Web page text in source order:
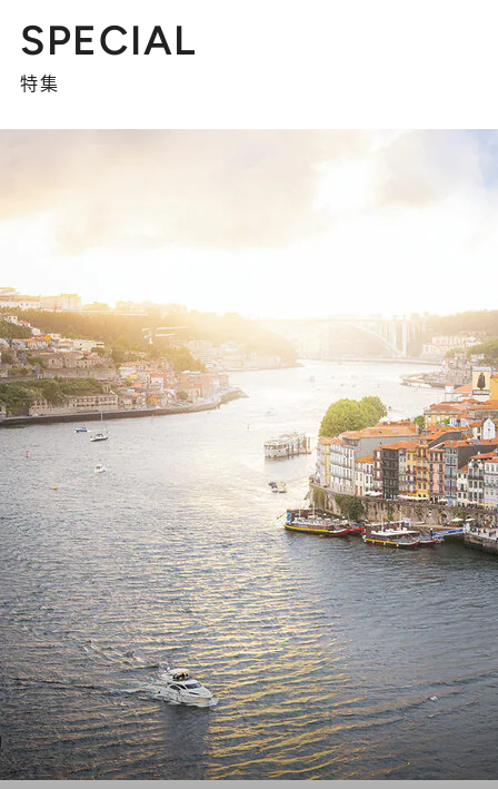
SPECIAL
特集